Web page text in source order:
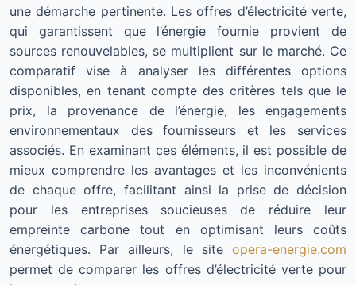
une démarche pertinente. Les offres d’électricité verte,
qui garantissent que l’énergie fournie provient de
sources renouvelables, se multiplient sur le marché. Ce
comparatif vise à analyser les différentes options
disponibles, en tenant compte des critères tels que le
prix, la provenance de l’énergie, les engagements
environnementaux des fournisseurs et les services
associés. En examinant ces éléments, il est possible de
mieux comprendre les avantages et les inconvénients
de chaque offre, facilitant ainsi la prise de décision
pour les entreprises soucieuses de réduire leur
empreinte carbone tout en optimisant leurs coûts
énergétiques. Par ailleurs, le site opera-energie.com
permet de comparer les offres d’électricité verte pour